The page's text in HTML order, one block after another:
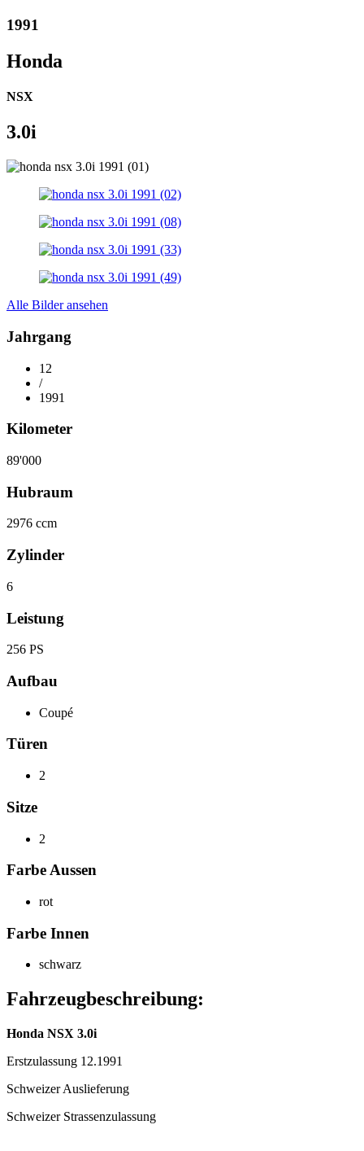
1991
Honda
NSX
3.0i
Alle Bilder ansehen
Jahrgang
12
/
1991
Kilometer
89'000
Hubraum
2976 ccm
Zylinder
6
Leistung
256 PS
Aufbau
Coupé
Türen
2
Sitze
2
Farbe Aussen
rot
Farbe Innen
schwarz
Fahrzeugbeschreibung:
Honda NSX 3.0i
Erstzulassung 12.1991
Schweizer Auslieferung
Schweizer Strassenzulassung